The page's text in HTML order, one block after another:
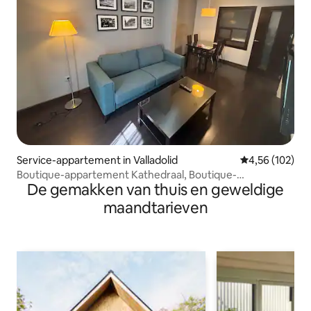
Service-appartement in Valladolid Gemiddelde
4,56 (102)
Boutique-appartement Kathedraal, Boutique-
appartement Kathedraal 1
De gemakken van thuis en geweldige
maandtarieven